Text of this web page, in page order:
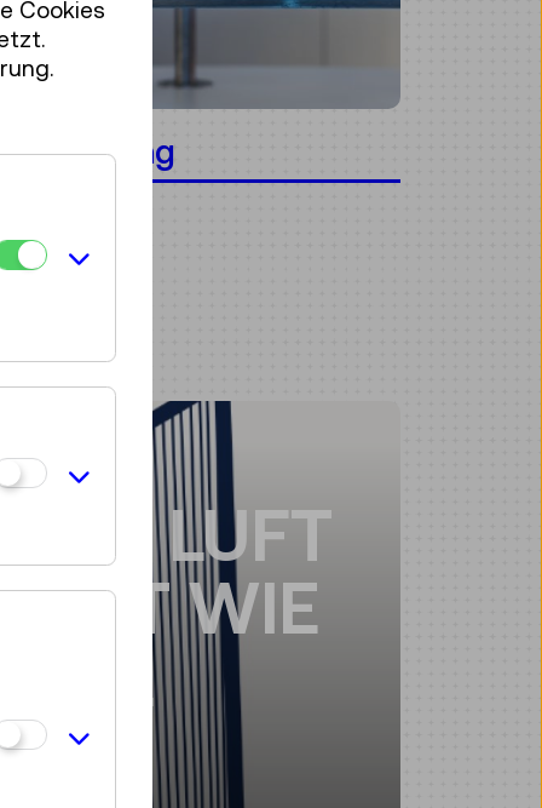
Bewegung
WIE LUFT
WIE
Cookies